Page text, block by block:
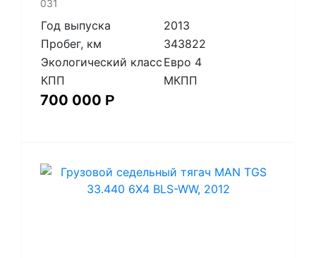
031
Год выпуска
2013
Пробег, км
343822
Экологический класс Евро 4
КПП
МКПП
700 000 Р